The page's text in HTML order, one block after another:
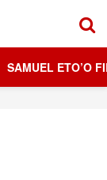
SAMUEL ETO’O